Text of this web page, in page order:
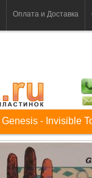
Оплата и Доставка
Genesis - Invisible